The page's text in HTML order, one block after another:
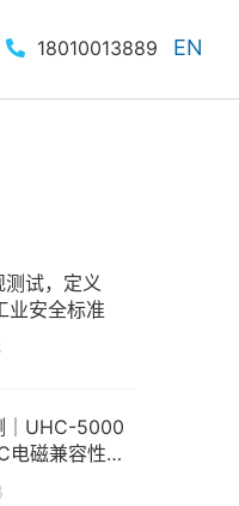
18010013889 EN
试，定义
安全标准
｜UHC-5000
电磁兼容性测